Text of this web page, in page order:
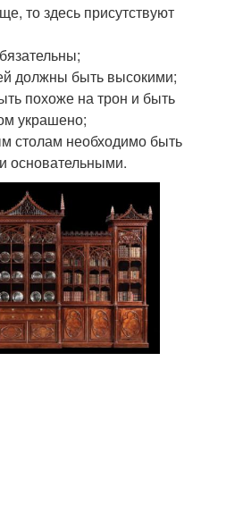
то здесь присутствуют
должны быть высокими;
похоже на трон и быть
украшено;
столам необходимо быть
основательными.